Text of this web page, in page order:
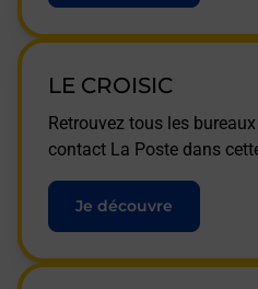
LE CROISIC
Retrouvez tous les
contact La Poste dans
Je découvre